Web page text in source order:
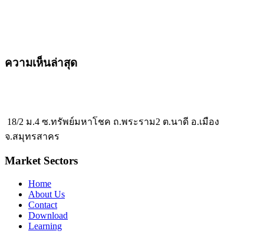
ความเห็นล่าสุด
18/2 ม.4 ซ.ทรัพย์มหาโชค ถ.พระราม2 ต.นาดี อ.เมือง
จ.สมุทรสาคร
Market Sectors
Home
About Us
Contact
Download
Learning